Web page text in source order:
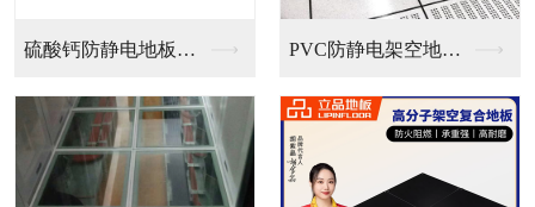
PVC防静电架空地板... 全钢无边防静电地板